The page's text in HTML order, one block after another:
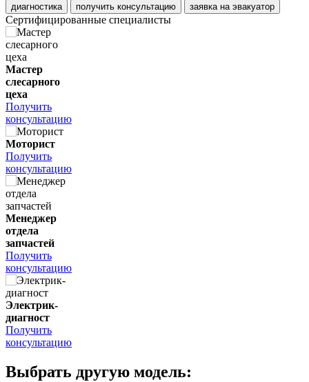
диагностика получить консультацию заявка на эвакуатор
Сертифицированные специалисты
Мастер
слесарного
цеха
Получить
консультацию
Моторист
Получить
консультацию
Менеджер
отдела
запчастей
Получить
консультацию
Электрик-
диагност
Получить
консультацию
Выбрать другую модель: